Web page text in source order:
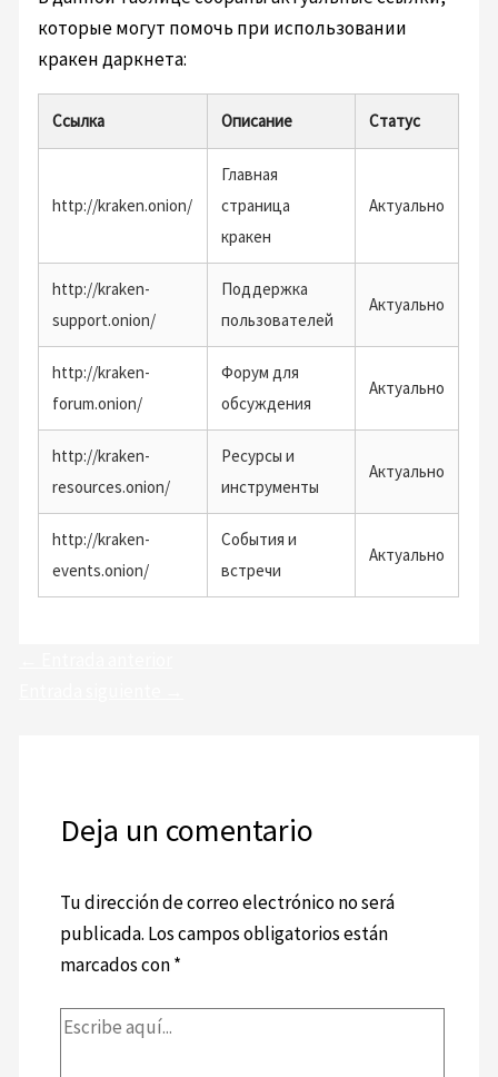
которые могут помочь при использовании
кракен даркнета:
Ссылка Описание Статус
http://kraken.onion/
Главная
страница
кракен
Актуально
http://kraken-
support.onion/
Поддержка
пользователей
Актуально
http://kraken-
forum.onion/
Форум для
обсуждения
Актуально
http://kraken-
resources.onion/
Ресурсы и
инструменты
Актуально
http://kraken-
events.onion/
События и
встречи
Актуально
Deja un comentario
Tu dirección de correo electrónico no será
publicada. Los campos obligatorios están
marcados con*